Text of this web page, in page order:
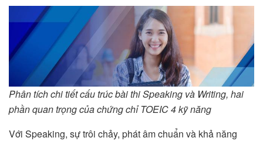
Phân tích chi tiết cấu trúc bài thi Speaking và Writing, hai
phần quan trọng của chứng chỉ TOEIC 4 kỹ năng
Với Speaking, sự trôi chảy, phát âm chuẩn và khả năng